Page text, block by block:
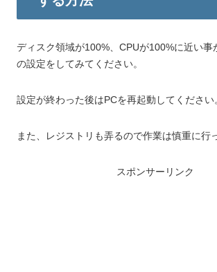
ディスク領域が100%、CPUが100%に近い事
の設定をしてみてください。
設定が終わった後はPCを再起動してください
また、レジストリも弄るので作業は慎重に行
スポンサーリンク